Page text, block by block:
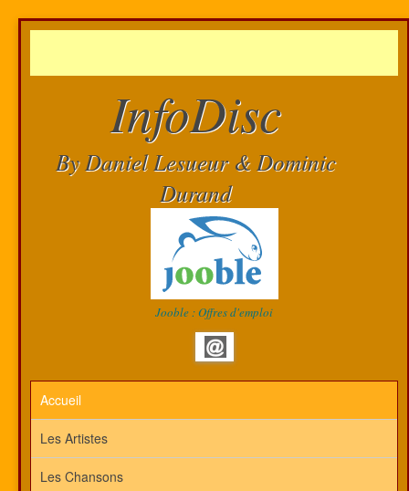
InfoDisc
By Daniel Lesueur & Dominic
Durand
Jooble : Offres d'emploi
Accueil
Les Artistes
Les Chansons